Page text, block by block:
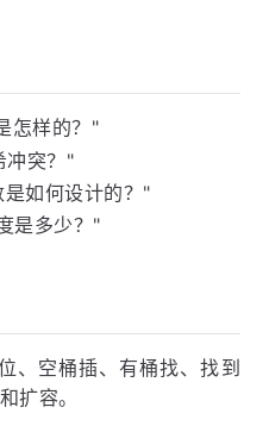
怎样的？"
冲突？"
如何设计的？"
是多少？"
、空桶插、有桶找、找到
扩容。